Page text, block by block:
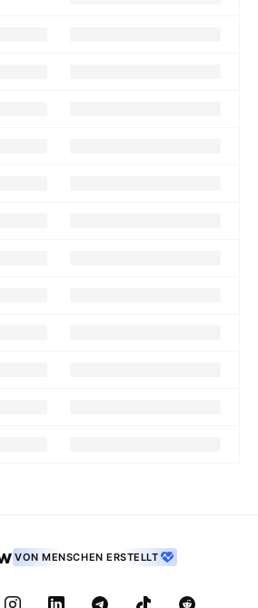
VON MENSCHEN ERSTELLT